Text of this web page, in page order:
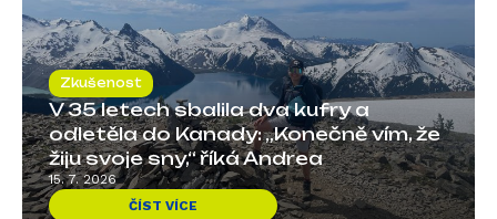
Zkušenost
V 35 letech sbalila dva kufry a
odletěla do Kanady: „Konečně vím, že
žiju svoje sny,“ říká Andrea
15. 7. 2026
ČÍST VÍCE